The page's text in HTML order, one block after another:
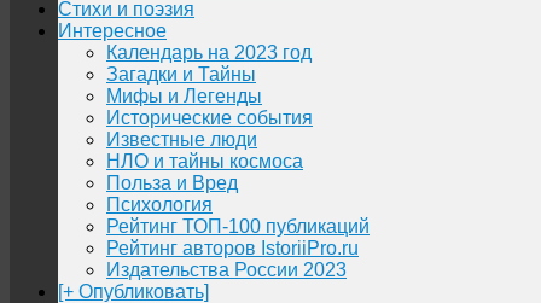
Стихи и поэзия
Интересное
Календарь на 2023 год
Загадки и Тайны
Мифы и Легенды
Исторические события
Известные люди
НЛО и тайны космоса
Польза и Вред
Психология
Рейтинг ТОП-100 публикаций
Рейтинг авторов IstoriiPro.ru
Издательства России 2023
[+ Опубликовать]